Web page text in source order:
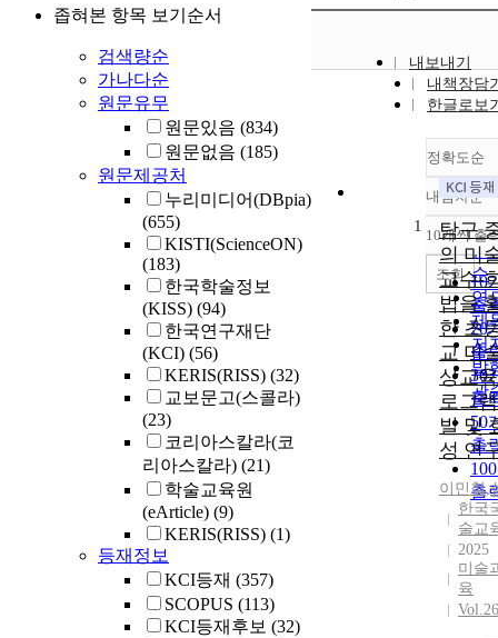
좁혀본 항목 보기순서
검색량순
가나다순
원문유무
원문있음 (834)
원문없음 (185)
원문제공처
누리미디어(DBpia)
(655)
KISTI(ScienceON)
(183)
한국학술정보
(KISS) (94)
한국연구재단
(KCI) (56)
KERIS(RISS) (32)
교보문고(스콜라)
(23)
코리아스칼라(코
리아스칼라) (21)
학술교육원
(eArticle) (9)
KERIS(RISS) (1)
등재정보
KCI등재 (357)
SCOPUS (113)
KCI등재후보 (32)
내보내기
내책장담
한글로보
정확도순
정
순
인
순
연
제
저
발
관
내림차순
내
10개씩 출
10
출
20
출
30
출
50
출
출
조회
1
탐구
의 미
교수-
법을
한 초
교 미
상교
로그
발 및
성 연
이민철,
한국
술교
2025
미술
육